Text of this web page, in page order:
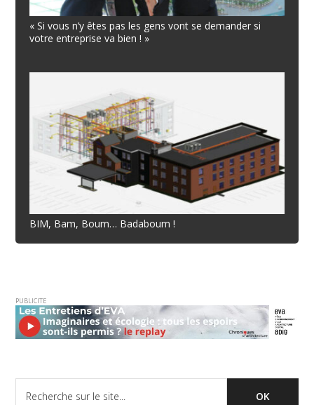
« Si vous n’y êtes pas les gens vont se demander si
votre entreprise va bien ! »
BIM, Bam, Boum… Badaboum !
PUBLICITE